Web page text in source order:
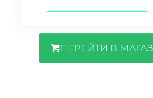
ПЕРЕЙТИ В